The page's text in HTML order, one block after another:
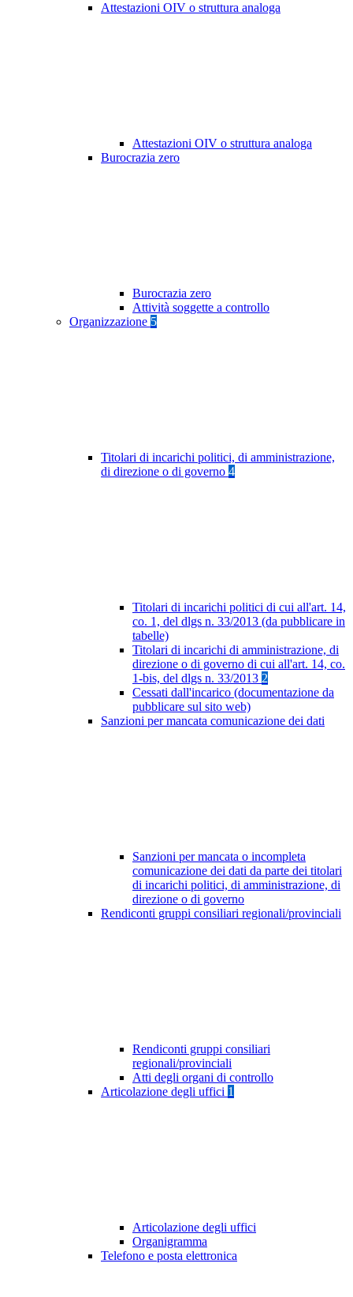
Attestazioni OIV o struttura analoga
Attestazioni OIV o struttura analoga
Burocrazia zero
Burocrazia zero
Attività soggette a controllo
Organizzazione 5
Titolari di incarichi politici, di amministrazione,
di direzione o di governo 4
Titolari di incarichi politici di cui all'art. 14,
co. 1, del dlgs n. 33/2013 (da pubblicare in
tabelle)
Titolari di incarichi di amministrazione, di
direzione o di governo di cui all'art. 14, co.
1-bis, del dlgs n. 33/2013 2
Cessati dall'incarico (documentazione da
pubblicare sul sito web)
Sanzioni per mancata comunicazione dei dati
Sanzioni per mancata o incompleta
comunicazione dei dati da parte dei titolari
di incarichi politici, di amministrazione, di
direzione o di governo
Rendiconti gruppi consiliari regionali/provinciali
Rendiconti gruppi consiliari
regionali/provinciali
Atti degli organi di controllo
Articolazione degli uffici 1
Articolazione degli uffici
Organigramma
Telefono e posta elettronica